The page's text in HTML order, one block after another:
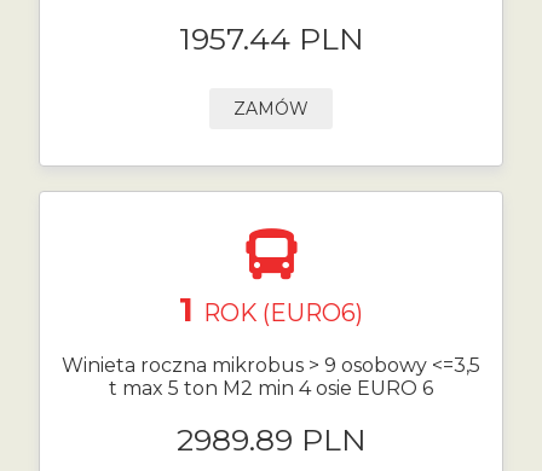
1957.44 PLN
ZAMÓW
1 ROK (EURO6)
Winieta roczna mikrobus > 9 osobowy <=3,5
t max 5 ton M2 min 4 osie EURO 6
2989.89 PLN